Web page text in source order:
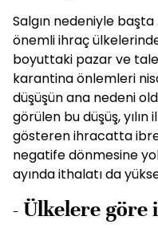
Salgın nedeniyle
önemli ihraç
boyuttaki pazar ve
karantina önlemleri
düşüşün ana nedeni
görülen bu düşüş, yılın
gösteren ihracatta
negatife dönmesine
ayında ithalatı da
- Ülkelere göre